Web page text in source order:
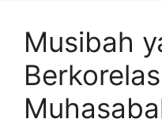
Musibah